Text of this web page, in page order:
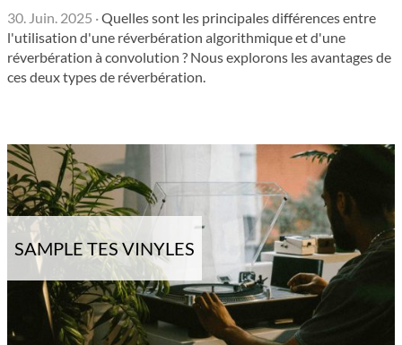
30. Juin. 2025 ·Quelles sont les principales différences entre
l'utilisation d'une réverbération algorithmique et d'une
réverbération à convolution ? Nous explorons les avantages de
ces deux types de réverbération.
SAMPLE TES VINYLES